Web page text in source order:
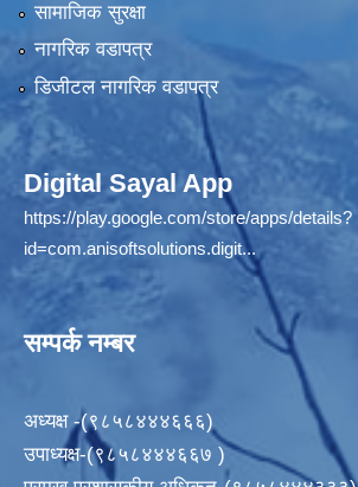
सामाजिक सुरक्षा
नागरिक वडापत्र
डिजीटल नागरिक वडापत्र
Digital Sayal App
https://play.google.com/store/apps/details?
id=com.anisoftsolutions.digit...
सम्पर्क नम्बर
अध्यक्ष -(९८५८४४४६६६)
उपाध्यक्ष-(९८५८४४४६६७ )